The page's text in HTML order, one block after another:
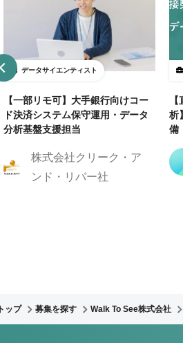
データサイエンティスト
【一部リモ可】大手銀行向けコー
ド決済システム保守運用・データ
分析基盤支援担当
株式会社クリーク・ア
ンド・リバー社
析
備
トップ 募集を探す Walk To See株式会社